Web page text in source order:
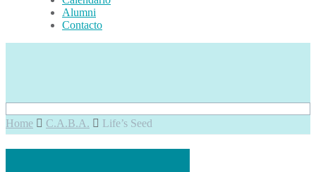
Alumni
Contacto
Home C.A.B.A. Life’s Seed